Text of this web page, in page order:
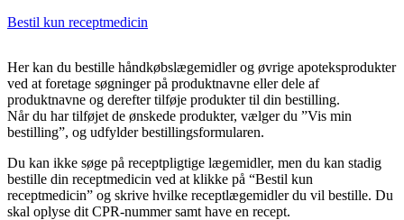
Bestil kun receptmedicin
Her kan du bestille håndkøbslægemidler og øvrige apoteksprodukter
ved at foretage søgninger på produktnavne eller dele af
produktnavne og derefter tilføje produkter til din bestilling.
Når du har tilføjet de ønskede produkter, vælger du ”Vis min
bestilling”, og udfylder bestillingsformularen.
Du kan ikke søge på receptpligtige lægemidler, men du kan stadig
bestille din receptmedicin ved at klikke på “Bestil kun
receptmedicin” og skrive hvilke receptlægemidler du vil bestille. Du
skal oplyse dit CPR-nummer samt have en recept.